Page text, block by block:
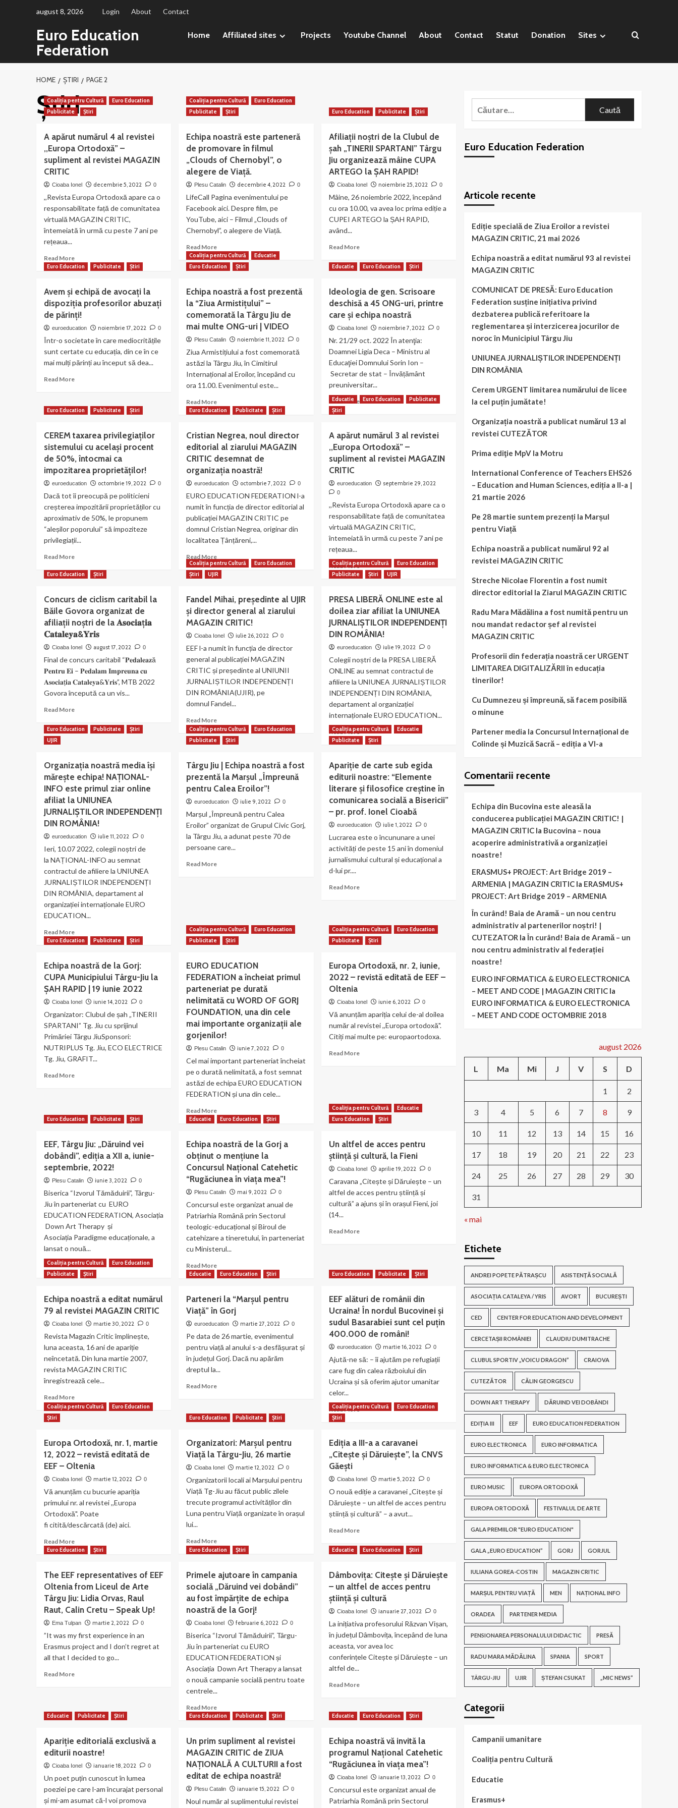
august 8, 2026 Login About Contact
Euro Education
Federation
Home Affiliated sites Projects Youtube Channel About Contact Statut Donation Sites
HOME ȘTIRI PAGE 2
Știri
Coaliția pentru Cultură
Euro Education
Publicitate
Știri
A apărut numărul 4 al revistei
,,Europa Ortodoxă” –
supliment al revistei MAGAZIN
CRITIC
Cioaba Ionel decembrie 5, 2022 0
,,Revista Europa Ortodoxă apare ca o
responsabilitate față de comunitatea
virtuală MAGAZIN CRITIC,
întemeiată în urmă cu peste 7 ani pe
rețeaua...
Read MoreRead
more
apărut
numărul
4
,,Europa
Ortodoxă”
–
al
CRITIC
Coaliția pentru Cultură
Euro Education
Publicitate
Știri
Echipa noastră este parteneră
de promovare în filmul
„Clouds of Chernobyl”, o
alegere de Viață.
Plesu Catalin decembrie 4, 2022 0
LifeCall Pagina evenimentului pe
Facebook aici. Despre film, pe
YouTube, aici – Filmul „Clouds of
Chernobyl”, o alegere de Viață.
Read MoreRead
more
about
este
parteneră
de
promovare
în
filmul
„Clouds
of
Chernobyl”,
alegere
Viață.
Euro Education Publicitate Știri
Afiliații noștri de la Clubul de
șah „TINERII SPARTANI” Târgu
Jiu organizează mâine CUPA
ARTEGO la ȘAH RAPID!
Cioaba Ionel noiembrie 25, 2022 0
Mâine, 26 noiembrie 2022, începând
cu ora 10.00, va avea loc prima ediție a
CUPEI ARTEGO la ȘAH RAPID,
având...
Read MoreRead
about
de
la
Clubul
șah
„TINERII
SPARTANI”
Târgu
Jiu
mâine
CUPA
RAPID!
Euro Education Publicitate Știri
Avem și echipă de avocați la
dispoziția profesorilor abuzați
de părinți!
euroeducation noiembrie 17, 2022 0
Într-o societate în care mediocritățile
sunt certate cu educația, din ce în ce
mai mulți părinți au început să dea...
Read MoreRead
Avem
și
de
avocați
dispoziția
profesorilor
abuzați
de
Coaliția pentru Cultură
Educatie
Euro Education
Știri
Echipa noastră a fost prezentă
la “Ziua Armistițului” –
comemorată la Târgu Jiu de
mai multe ONG-uri | VIDEO
Plesu Catalin noiembrie 11, 2022 0
Ziua Armistițiului a fost comemorată
astăzi la Târgu Jiu, în Cimitirul
Internațional al Eroilor, începând cu
ora 11.00. Evenimentul este...
Read MoreRead
more
noastră
a
fost
prezentă
la
“Ziua
Armistițului”
–
comemorată
la
Jiu
mai
multe
|
VIDEO
Educatie Euro Education Știri
Ideologia de gen. Scrisoare
deschisă a 45 ONG-uri, printre
care și echipa noastră
Cioaba Ionel noiembrie 7, 2022 0
Nr. 21/29 oct. 2022 În atenţia:
Doamnei Ligia Deca – Ministru al
Educaţiei Domnului Sorin Ion –
Secretar de stat – Învățământ
preuniversitar...
Read MoreRead
de
gen.
Scrisoare
45
uri,
printre
care
și
Euro Education Publicitate Știri
CEREM taxarea privilegiaților
sistemului cu același procent
de 50%, întocmai ca
impozitarea proprietăților!
euroeducation octombrie 19, 2022 0
Dacă tot îi preocupă pe politicieni
creșterea impozitării proprietăților cu
aproximativ de 50%, le propunem
“aleșilor poporului” să impoziteze
privilegiații...
Read MoreRead
about
privilegiaților
sistemului
cu
același
de
50%,
întocmai
ca
impozitarea
proprietăților!
Euro Education Publicitate Știri
Cristian Negrea, noul director
editorial al ziarului MAGAZIN
CRITIC desemnat de
organizația noastră!
euroeducation octombrie 7, 2022 0
EURO EDUCATION FEDERATION l-a
numit în funcția de director editorial al
publicației MAGAZIN CRITIC pe
domnul Cristian Negrea, originar din
localitatea Țânțăreni,...
Read MoreRead
more
about
noul
director
editorial
MAGAZIN
CRITIC
desemnat
de
organizația
Educatie Euro Education
Publicitate
Știri
A apărut numărul 3 al revistei
,,Europa Ortodoxă” –
supliment al revistei MAGAZIN
CRITIC
euroeducation septembrie 29, 2022
0
,,Revista Europa Ortodoxă apare ca o
responsabilitate față de comunitatea
virtuală MAGAZIN CRITIC,
întemeiată în urmă cu peste 7 ani pe
rețeaua...
Read MoreRead
more
apărut
numărul
3
al
,,Europa
Ortodoxă”
–
supliment
al
revistei
MAGAZIN
CRITIC
Euro Education Știri
Concurs de ciclism caritabil la
Băile Govora organizat de
afiliații noștri de la 𝐀𝐬𝐨𝐜𝐢𝐚ț𝐢𝐚
𝐂𝐚𝐭𝐚𝐥𝐞𝐲𝐚&𝐘𝐫𝐢𝐬
Cioaba Ionel august 17, 2022 0
Final de concurs caritabil “𝐏𝐞𝐝𝐚𝐥𝐞𝐚𝐳ă
𝐏𝐞𝐧𝐭𝐫𝐮 𝐄𝐢 – 𝐏𝐞𝐝𝐚𝐥𝐚𝐦 𝐈𝐦𝐩𝐫𝐞𝐮𝐧𝐚 𝐜𝐮
𝐀𝐬𝐨𝐜𝐢𝐚ț𝐢𝐚 𝐂𝐚𝐭𝐚𝐥𝐞𝐲𝐚&𝐘𝐫𝐢𝐬”, MTB 2022
Govora începută ca un vis...
Read MoreRead
about
caritabil
la
Băile
Govora
organizat
de
afiliații
noștri
la
𝐀𝐬𝐨𝐜𝐢𝐚ț𝐢𝐚
𝐂𝐚𝐭𝐚𝐥𝐞𝐲𝐚&𝐘𝐫𝐢𝐬
Coaliția pentru Cultură
Euro Education
Știri
UJIR
Fandel Mihai, președinte al UJIR
și director general al ziarului
MAGAZIN CRITIC!
Cioaba Ionel iulie 26, 2022 0
EEF l-a numit în funcția de director
general al publicației MAGAZIN
CRITIC și președinte al UNIUNII
JURNALIȘTILOR INDEPENDENȚI
DIN ROMÂNIA(UJIR), pe
domnul Fandel...
Read MoreRead
more
about
președinte
al
UJIR
director
general
al
ziarului
Coaliția pentru Cultură
Euro Education
Publicitate
Știri UJIR
PRESA LIBERĂ ONLINE este al
doilea ziar afiliat la UNIUNEA
JURNALIȘTILOR INDEPENDENȚI
DIN ROMÂNIA!
euroeducation iulie 19, 2022 0
Colegii noștri de la PRESA LIBERĂ
ONLINE au semnat contractul de
afiliere la UNIUNEA JURNALIȘTILOR
INDEPENDENȚI DIN ROMÂNIA,
departament al organizației
internaționale EURO EDUCATION...
Read MoreRead
more
LIBERĂ
ONLINE
este
al
doilea
ziar
afiliat
la
UNIUNEA
INDEPENDENȚI
Euro Education Publicitate
Știri
UJIR
Organizația noastră media își
mărește echipa! NAȚIONAL-
INFO este primul ziar online
afiliat la UNIUNEA
JURNALIȘTILOR INDEPENDENȚI
DIN ROMÂNIA!
euroeducation iulie 11, 2022 0
Ieri, 10.07 2022, colegii noștri de
la NAȚIONAL-INFO au semnat
contractul de afiliere la UNIUNEA
JURNALIȘTILOR INDEPENDENȚI
DIN ROMÂNIA, departament al
organizației internaționale EURO
EDUCATION...
Read MoreRead
more
noastră
media
își
mărește
NAȚIONAL-
INFO
este
primul
ziar
afiliat
DIN
Coaliția pentru Cultură
Euro Education
Publicitate
Știri
Târgu Jiu | Echipa noastră a fost
prezentă la Marșul „Împreună
pentru Calea Eroilor”!
euroeducation iulie 9, 2022 0
Marșul „Împreună pentru Calea
Eroilor” organizat de Grupul Civic Gorj,
la Târgu Jiu, a adunat peste 70 de
persoane care...
Read MoreRead
noastră
la
Marșul
„Împreună
pentru
Calea
Eroilor”!
Coaliția pentru Cultură
Educatie
Publicitate
Știri
Apariție de carte sub egida
editurii noastre: “Elemente
literare și filosofice creştine în
comunicarea socială a Bisericii”
– pr. prof. Ionel Cioabă
euroeducation iulie 1, 2022 0
Lucrarea este o încununare a unei
activități de peste 15 ani în domeniul
jurnalismului cultural și educațional a
d-lui pr....
Read MoreRead
de
carte
sub
editurii
noastre:
“Elemente
și
filosofice
creştine
în
comunicarea
Ionel
Cioabă
Euro Education Publicitate Știri
Echipa noastră de la Gorj:
CUPA Municipiului Târgu-Jiu la
ȘAH RAPID | 19 iunie 2022
Cioaba Ionel iunie 14, 2022 0
Organizator: Clubul de șah „TINERII
SPARTANI” Tg. Jiu cu sprijinul
Primăriei Târgu JiuSponsori:
NUTRIPLUS Tg. Jiu, ECO ELECTRICE
Tg. Jiu, GRAFIT...
Read MoreRead
de
Gorj:
CUPA
Municipiului
Târgu-
Jiu
la
RAPID
|
19
iunie
2022
Coaliția pentru Cultură
Euro Education
Publicitate
Știri
EURO EDUCATION
FEDERATION a încheiat primul
parteneriat pe durată
nelimitată cu WORD OF GORJ
FOUNDATION, una din cele
mai importante organizații ale
gorjenilor!
Plesu Catalin iunie 7, 2022 0
Cel mai important parteneriat încheiat
pe o durată nelimitată, a fost semnat
astăzi de echipa EURO EDUCATION
FEDERATION și una din cele...
Read MoreRead
more
EDUCATION
FEDERATION
a
încheiat
parteneriat
pe
durată
nelimitată
OF
FOUNDATION,
cele
mai
importante
ale
gorjenilor!
Coaliția pentru Cultură
Euro Education
Publicitate
Știri
Europa Ortodoxă, nr. 2, iunie,
2022 – revistă editată de EEF –
Oltenia
Cioaba Ionel iunie 6, 2022 0
Vă anunțăm apariția celui de-al doilea
număr al revistei ,,Europa ortodoxă".
Citiți mai multe pe: europaortodoxa.
Read MoreRead
2,
iunie,
revistă
editată
de
–
Oltenia
Euro Education Publicitate Știri
EEF, Târgu Jiu: „Dăruind vei
dobândi”, ediția a XII a, iunie-
septembrie, 2022!
Plesu Catalin iunie 3, 2022 0
Biserica “Izvorul Tămăduirii”, Târgu-
Jiu în parteneriat cu EURO
EDUCATION FEDERATION, Asociația
Down Art Therapy și
Asociația Paradigme educaționale, a
lansat o nouă...
Read MoreRead
more
Târgu
Jiu:
„Dăruind
dobândi”,
ediția
a
XII
a,
septembrie,
2022!
Educatie Euro Education Știri
Echipa noastră de la Gorj a
obținut o mențiune la
Concursul Naţional Catehetic
“Rugăciunea în viaţa mea”!
Plesu Catalin mai 9, 2022 0
Concursul este organizat anual de
Patriarhia Română prin Sectorul
teologic-educațional și Biroul de
catehizare a tineretului, în parteneriat
cu Ministerul...
Read MoreRead
more
noastră
de
la
a
obținut
o
mențiune
Concursul
“Rugăciunea
mea”!
Coaliția pentru Cultură
Educatie
Euro Education
Știri
Un altfel de acces pentru
știință și cultură, la Fieni
Cioaba Ionel aprilie 19, 2022 0
Caravana „Citește și Dăruiește – un
altfel de acces pentru știință și
cultură” a ajuns și în orașul Fieni, joi
(14...
Read MoreRead
altfel
de
pentru
știință
și
cultură,
la
Fieni
Coaliția pentru Cultură
Euro Education
Publicitate
Știri
Echipa noastră a editat numărul
79 al revistei MAGAZIN CRITIC
Cioaba Ionel martie 30, 2022 0
Revista Magazin Critic împlinește,
luna aceasta, 16 ani de apariție
neîncetată. Din luna martie 2007,
revista MAGAZIN CRITIC
înregistrează cele...
Read MoreRead
more
a
editat
numărul
al
revistei
MAGAZIN
CRITIC
Educatie Euro Education Știri
Parteneri la “Marșul pentru
Viață” în Gorj
euroeducation martie 27, 2022 0
Pe data de 26 martie, evenimentul
pentru viață al anului s-a desfășurat și
în județul Gorj. Dacă nu apărăm
dreptul la...
Read MoreRead
Parteneri
la
pentru
Viață”
Gorj
Euro Education Publicitate Știri
EEF alături de românii din
Ucraina! În nordul Bucovinei și
sudul Basarabiei sunt cel puțin
400.000 de români!
euroeducation martie 16, 2022 0
Ajută-ne să: – îi ajutăm pe refugiații
care fug din calea războiului din
Ucraina și să oferim ajutor umanitar
celor...
Read MoreRead
alături
de
În
nordul
Bucovinei
sudul
sunt
puțin
400.000
de
români!
Coaliția pentru Cultură
Euro Education
Știri
Europa Ortodoxă, nr. 1, martie
12, 2022 – revistă editată de
EEF – Oltenia
Cioaba Ionel martie 12, 2022 0
Vă anunțăm cu bucurie apariția
primului nr. al revistei ,,Europa
Ortodoxă". Poate
fi citită/descărcată (de) aici.
Read MoreRead
more
Ortodoxă,
nr.
1,
martie
2022
–
revistă
editată
EEF
Euro Education Publicitate Știri
Organizatori: Marșul pentru
Viață la Târgu-Jiu, 26 martie
Cioaba Ionel martie 12, 2022 0
Organizatorii locali ai Marșului pentru
Viață Tg-Jiu au făcut public zilele
trecute programul activităților din
Luna pentru Viață organizate în orașul
lui...
Read MoreRead
more
Marșul
pentru
Viață
la
Jiu,
26
martie
Coaliția pentru Cultură
Euro Education
Știri
Ediția a III-a a caravanei
„Citește și Dăruiește”, la CNVS
Găești
Cioaba Ionel martie 5, 2022 0
O nouă ediție a caravanei „Citește și
Dăruiește – un altfel de acces pentru
știință și cultură” – a avut...
Read MoreRead
about
III-
a
a
„Citește
și
Dăruiește”,
la
CNVS
Euro Education Știri
The EEF representatives of EEF
Oltenia from Liceul de Arte
Târgu Jiu: Lidia Orvas, Raul
Raut, Calin Cretu – Speak Up!
Ema Tulpan martie 2, 2022 0
”It was my first experience in an
Erasmus project and I don’t regret at
all that I decided to go...
Read MoreRead
EEF
representatives
EEF
Oltenia
Liceul
de
Arte
Euro Education Știri
Primele ajutoare în campania
socială „Dăruind vei dobândi”
au fost împărțite de echipa
noastră de la Gorj!
Cioaba Ionel februarie 6, 2022 0
Biserica “Izvorul Tămăduirii”, Târgu-
Jiu în parteneriat cu EURO
EDUCATION FEDERATION și
Asociația Down Art Therapy a lansat
o nouă campanie socială pentru toate
centrele...
Read MoreRead
more
ajutoare
în
campania
socială
„Dăruind
vei
dobândi”
Educatie Euro Education Știri
Dâmbovița: Citește și Dăruiește
– un altfel de acces pentru
știință și cultură
Cioaba Ionel ianuarie 27, 2022 0
La inițiativa profesorului Răzvan Vișan,
în județul Dâmbovița, începând de luna
aceasta, vor avea loc
conferințele Citește și Dăruiește – un
altfel de...
Read MoreRead
Dâmbovița:
Citește
Dăruiește
–
altfel
de
acces
pentru
Educatie Publicitate Știri
Apariție editorială exclusivă a
editurii noastre!
Cioaba Ionel ianuarie 18, 2022 0
Un poet puțin cunoscut în lumea
poeziei pe care l-am încurajat personal
și mi-am asumat că-l voi promova
Euro Education Publicitate Știri
Un prim supliment al revistei
MAGAZIN CRITIC de ZIUA
NAȚIONALĂ A CULTURII a fost
editat de echipa noastră!
Plesu Catalin ianuarie 15, 2022 0
Noul număr al suplimentului revistei
Educatie Euro Education Știri
Echipa noastră vă invită la
programul Naţional Catehetic
“Rugăciunea în viaţa mea”!
Cioaba Ionel ianuarie 13, 2022 0
Concursul este organizat anual de
Patriarhia Română prin Sectorul
Caută
Euro Education Federation
Articole recente
Ediție specială de Ziua Eroilor a revistei
MAGAZIN CRITIC, 21 mai 2026
Echipa noastră a editat numărul 93 al revistei
MAGAZIN CRITIC
COMUNICAT DE PRESĂ: Euro Education
Federation susține inițiativa privind
dezbaterea publică referitoare la
reglementarea și interzicerea jocurilor de
noroc în Municipiul Târgu Jiu
UNIUNEA JURNALIȘTILOR INDEPENDENȚI
DIN ROMÂNIA
Cerem URGENT limitarea numărului de licee
la cel puțin jumătate!
Organizația noastră a publicat numărul 13 al
revistei CUTEZĂTOR
Prima ediţie MpV la Motru
International Conference of Teachers EHS26
– Education and Human Sciences, ediția a II-a |
21 martie 2026
Pe 28 martie suntem prezenți la Marșul
pentru Viață
Echipa noastră a publicat numărul 92 al
revistei MAGAZIN CRITIC
Streche Nicolae Florentin a fost numit
director editorial la Ziarul MAGAZIN CRITIC
Radu Mara Mădălina a fost numită pentru un
nou mandat redactor șef al revistei
MAGAZIN CRITIC
Profesorii din federația noastră cer URGENT
LIMITAREA DIGITALIZĂRII în educația
tinerilor!
Cu Dumnezeu și împreună, să facem posibilă
o minune
Partener media la Concursul Internațional de
Colinde și Muzică Sacră – ediția a VI-a
Comentarii recente
Echipa din Bucovina este aleasă la
conducerea publicației MAGAZIN CRITIC! |
MAGAZIN CRITICla Bucovina – noua
acoperire administrativă a organizației
noastre!
ERASMUS+ PROJECT: Art Bridge 2019 –
ARMENIA | MAGAZIN CRITICla ERASMUS+
PROJECT: Art Bridge 2019 – ARMENIA
În curând! Baia de Aramă – un nou centru
administrativ al partenerilor noștri! |
CUTEZATOR laÎn curând! Baia de Aramă – un
nou centru administrativ al federației
noastre!
EURO INFORMATICA & EURO ELECTRONICA
– MEET AND CODE | MAGAZIN CRITICla
EURO INFORMATICA & EURO ELECTRONICA
– MEET AND CODE OCTOMBRIE 2018
august 2026
L Ma Mi J V S D
1 2
3 4 5 6 7 8 9
10 11 12 13 14 15 16
17 18 19 20 21 22 23
24 25 26 27 28 29 30
31
« mai
Etichete
ANDREI POPETE PĂTRAȘCU ASISTENŢĂ SOCIALĂ
ASOCIAȚIA CATALEYA / YRIS AVORT BUCUREȘTI
CED CENTER FOR EDUCATION AND DEVELOPMENT
CERCETAȘII ROMÂNIEI CLAUDIU DUMITRACHE
CLUBUL SPORTIV „VOICU DRAGON” CRAIOVA
CUTEZĂTOR CĂLIN GEORGESCU
DOWN ART THERAPY DĂRUIND VEI DOBÂNDI
EDIȚIA III EEF EURO EDUCATION FEDERATION
EURO ELECTRONICA EURO INFORMATICA
EURO INFORMATICA & EURO ELECTRONICA
EURO MUSIC EUROPA ORTODOXĂ
EUROPA ORTODOXĂ FESTIVALUL DE ARTE
GALA PREMIILOR "EURO EDUCATION"
GALA „EURO EDUCATION” GORJ GORJUL
IULIANA GOREA-COSTIN MAGAZIN CRITIC
MARȘUL PENTRU VIAȚĂ MEN NAȚIONAL INFO
ORADEA PARTENER MEDIA
PENSIONAREA PERSONALULUI DIDACTIC PRESĂ
RADU MARA MĂDĂLINA SPANIA SPORT
TÂRGU-JIU UJIR ȘTEFAN CSUKAT „MIC NEWS”
Categorii
Campanii umanitare
Coaliția pentru Cultură
Educatie
Erasmus+